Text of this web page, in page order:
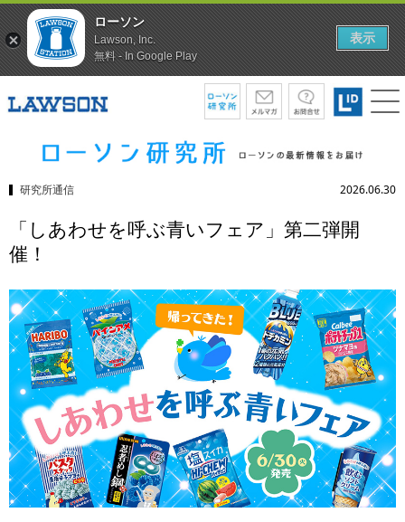
研究所通信 2026.06.30
「しあわせを呼ぶ青いフェア」第二弾開
催！
ローソン
Lawson, Inc.
無料 - In Google Play
表示